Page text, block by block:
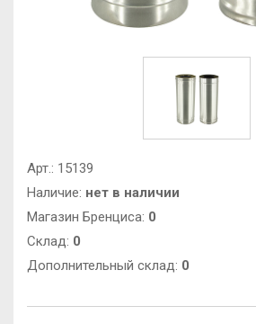
Арт.: 15139
Наличие: нет в наличии
Магазин Бренциса: 0
Cклад: 0
Дополнительный склад: 0